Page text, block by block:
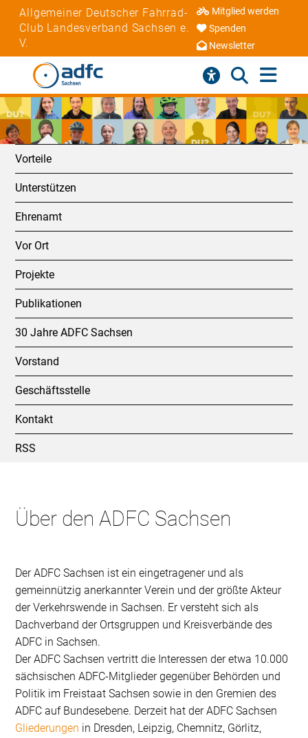
Allgemeiner Deutscher Fahrrad-
Club Landesverband Sachsen e.
V.
Mitglied werden
Spenden
Newsletter
Vorteile
Unterstützen
Ehrenamt
Vor Ort
Projekte
Publikationen
30 Jahre ADFC Sachsen
Vorstand
Geschäftsstelle
Kontakt
RSS
Über den ADFC Sachsen
Der ADFC Sachsen ist ein eingetragener und als
gemeinnützig anerkannter Verein und der größte Akteur
der Verkehrswende in Sachsen. Er versteht sich als
Dachverband der Ortsgruppen und Kreisverbände des
ADFC in Sachsen.
Der ADFC Sachsen vertritt die Interessen der etwa 10.000
sächsischen ADFC-Mitglieder gegenüber Behörden und
Politik im Freistaat Sachsen sowie in den Gremien des
ADFC auf Bundesebene. Derzeit hat der ADFC Sachsen
Gliederungen in Dresden, Leipzig, Chemnitz, Görlitz,